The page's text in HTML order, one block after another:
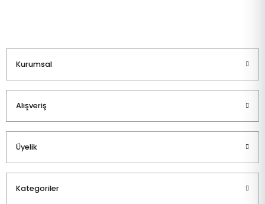
Kurumsal
Alışveriş
Üyelik
Kategoriler